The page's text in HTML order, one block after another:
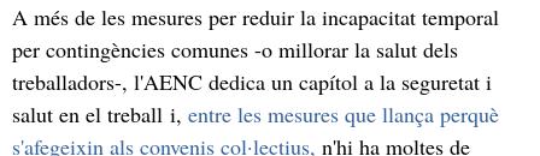
A més de les mesures per reduir la incapacitat temporal
per contingències comunes -o millorar la salut dels
treballadors-, l'AENC dedica un capítol a la seguretat i
salut en el treball i, entre les mesures que llança perquè
s'afegeixin als convenis col·lectius, n'hi ha moltes de